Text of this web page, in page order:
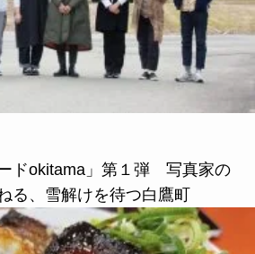
ードokitama」第１弾 写真家の
る、雪解けを待つ白鷹町